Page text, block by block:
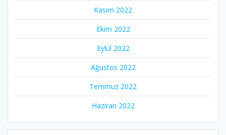
Kasım 2022
Ekim 2022
Eylül 2022
Ağustos 2022
Temmuz 2022
Haziran 2022